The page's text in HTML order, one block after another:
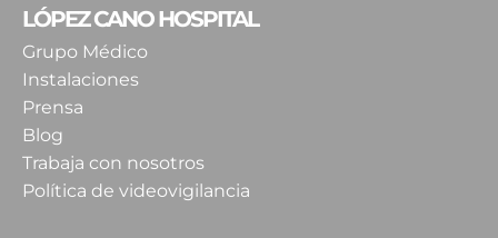
LÓPEZ CANO HOSPITAL
Grupo Médico
Instalaciones
Prensa
Blog
Trabaja con nosotros
Política de videovigilancia